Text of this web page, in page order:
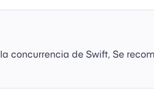
concurrencia de Swift, Se